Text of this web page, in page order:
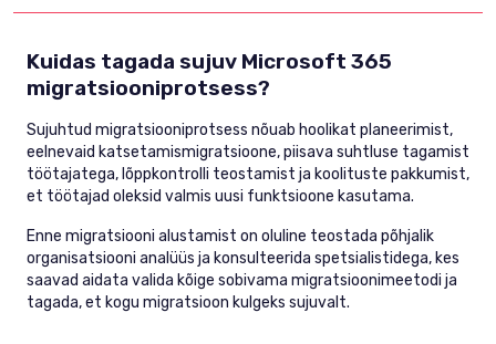
Kuidas tagada sujuv Microsoft 365
migratsiooniprotsess?
Sujuhtud migratsiooniprotsess nõuab hoolikat planeerimist,
eelnevaid katsetamismigratsioone, piisava suhtluse tagamist
töötajatega, lõppkontrolli teostamist ja koolituste pakkumist,
et töötajad oleksid valmis uusi funktsioone kasutama.
Enne migratsiooni alustamist on oluline teostada põhjalik
organisatsiooni analüüs ja konsulteerida spetsialistidega, kes
saavad aidata valida kõige sobivama migratsioonimeetodi ja
tagada, et kogu migratsioon kulgeks sujuvalt.